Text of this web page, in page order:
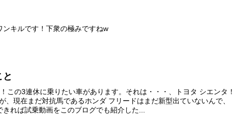
ンキルです！下衆の極みですねw
この3連休に乗りたい車があります。それは・・・、トヨタ シエンタ！
、現在まだ対抗馬であるホンダ フリードはまだ新型出ていないんで、
れば試乗動画をこのブログでも紹介した...